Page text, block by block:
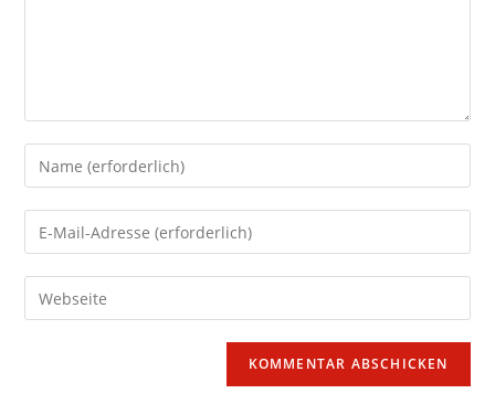
Gib
deinen
Namen
oder
zum
Kommentieren
Gib
deine
E-
Mail-
Gib
deine